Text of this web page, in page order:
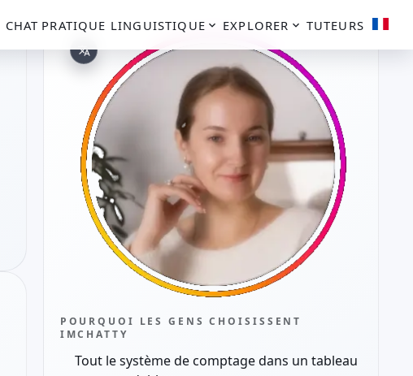
CHAT PRATIQUE LINGUISTIQUE EXPLORER TUTEURS
POURQUOI LES GENS CHOISISSENT
IMCHATTY
Tout le système de comptage dans un tableau